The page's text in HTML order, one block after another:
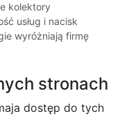
kolektory
usług i nacisk
wyróżniają firmę
stronach
dostęp do tych